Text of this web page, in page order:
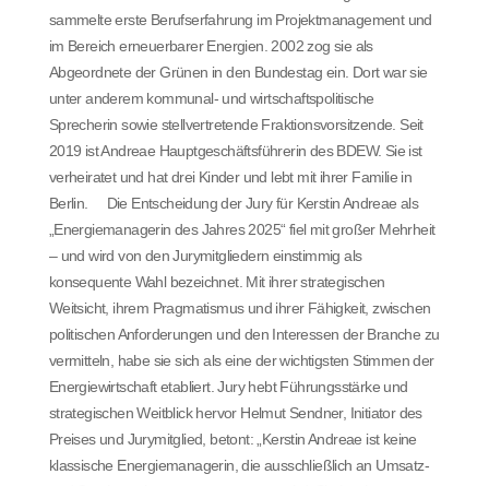
sammelte erste Berufserfahrung im Projektmanagement und
im Bereich erneuerbarer Energien. 2002 zog sie als
Abgeordnete der Grünen in den Bundestag ein. Dort war sie
unter anderem kommunal- und wirtschaftspolitische
Sprecherin sowie stellvertretende Fraktionsvorsitzende. Seit
2019 ist Andreae Hauptgeschäftsführerin des BDEW. Sie ist
verheiratet und hat drei Kinder und lebt mit ihrer Familie in
Berlin. Die Entscheidung der Jury für Kerstin Andreae als
„Energiemanagerin des Jahres 2025“ fiel mit großer Mehrheit
– und wird von den Jurymitgliedern einstimmig als
konsequente Wahl bezeichnet. Mit ihrer strategischen
Weitsicht, ihrem Pragmatismus und ihrer Fähigkeit, zwischen
politischen Anforderungen und den Interessen der Branche zu
vermitteln, habe sie sich als eine der wichtigsten Stimmen der
Energiewirtschaft etabliert. Jury hebt Führungsstärke und
strategischen Weitblick hervor Helmut Sendner, Initiator des
Preises und Jurymitglied, betont: „Kerstin Andreae ist keine
klassische Energiemanagerin, die ausschließlich an Umsatz-